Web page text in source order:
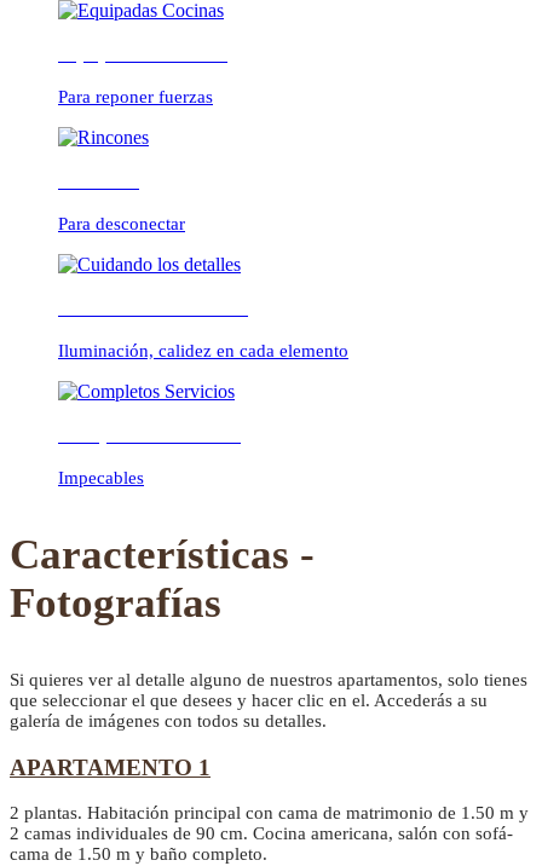
Previous Next
Para reponer fuerzas
Para desconectar
Iluminación, calidez en cada elemento
Impecables
Características -
Fotografías
Si quieres ver al detalle alguno de nuestros apartamentos, solo tienes
que seleccionar el que desees y hacer clic en el. Accederás a su
galería de imágenes con todos su detalles.
APARTAMENTO 1
2 plantas. Habitación principal con cama de matrimonio de 1.50 m y
2 camas individuales de 90 cm. Cocina americana, salón con sofá-
cama de 1.50 m y baño completo.